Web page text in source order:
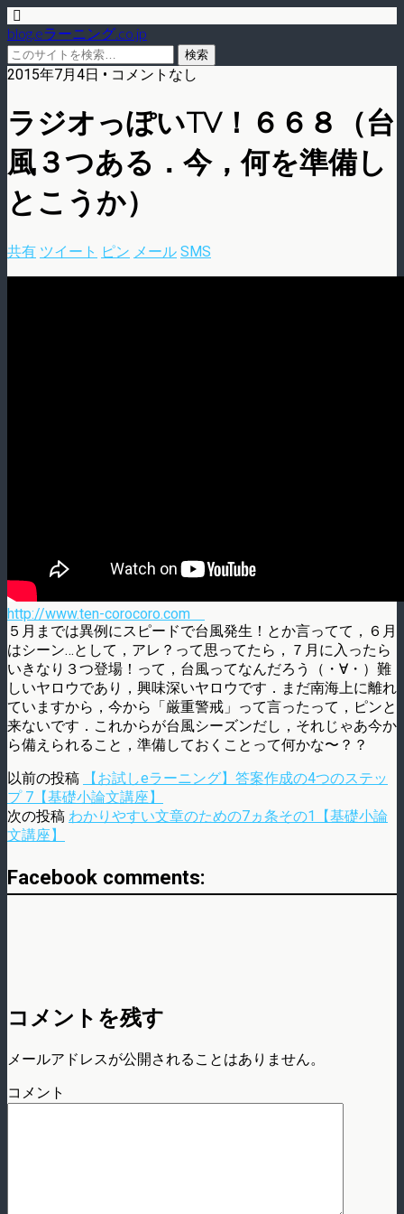
blog.eラーニング.co.jp
2015年7月4日 • コメントなし
ラジオっぽいTV！６６８（台
風３つある．今，何を準備し
とこうか）
共有 ツイート ピン メール SMS
http://www.ten-corocoro.com
５月までは異例にスピードで台風発生！とか言ってて，６月
はシーン…として，アレ？っ­て思ってたら，７月に入ったら
いきなり３つ登場！って，台風ってなんだろう（・∀・）­難
しいヤロウであり，興味深いヤロウです．まだ南海上に離れ
ていますから，今から「厳­重警戒」って言ったって，ピンと
来ないです．これからが台風シーズンだし，それじゃあ­今か
ら備えられること，準備しておくことって何かな〜？？
以前の投稿
【お試しeラーニング】答案作成の4つのステッ
プ 7【基礎小論文講座】
次の投稿 わかりやすい文章のための7ヵ条その1【基礎小論
文講座】
Facebook comments:
コメントを残す
メールアドレスが公開されることはありません。
コメント